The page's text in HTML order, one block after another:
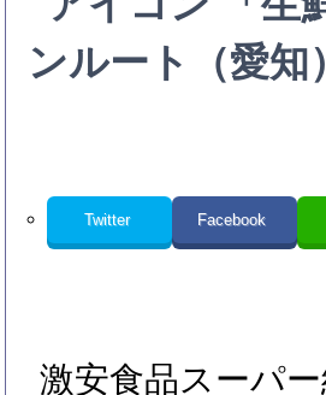
ンルート（愛知
Twitter Facebook
激安食品スーパ